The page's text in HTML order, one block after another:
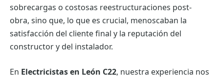
sobrecargas o costosas reestructuraciones post-
obra, sino que, lo que es crucial, menoscaban la
satisfacción del cliente final y la reputación del
constructor y del instalador.
En Electricistas en León C22, nuestra experiencia nos